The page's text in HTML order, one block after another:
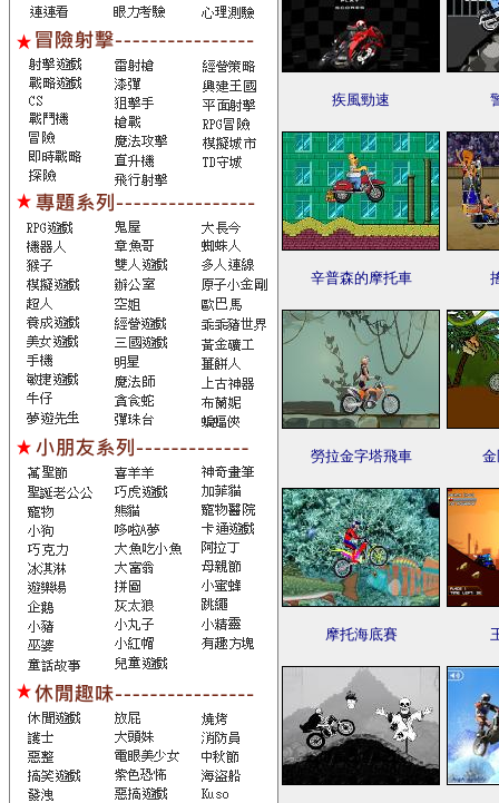
疾風勁速
辛普森的摩托車
勞拉金字塔飛車
摩托海底賽